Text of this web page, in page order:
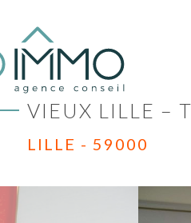
VIEUX LILLE –
LILLE - 59000